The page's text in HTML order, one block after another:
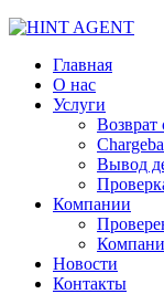
Главная
О нас
Услуги
Возврат
Вывод
Компании
Новости
Контакты